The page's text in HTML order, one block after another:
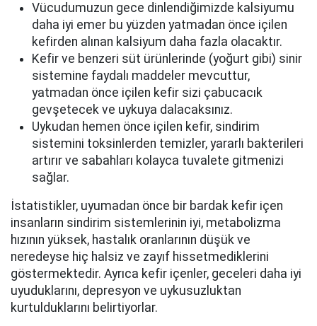
Vücudumuzun gece dinlendiğimizde kalsiyumu
daha iyi emer bu yüzden yatmadan önce içilen
kefirden alınan kalsiyum daha fazla olacaktır.
Kefir ve benzeri süt ürünlerinde (yoğurt gibi) sinir
sistemine faydalı maddeler mevcuttur,
yatmadan önce içilen kefir sizi çabucacık
gevşetecek ve uykuya dalacaksınız.
Uykudan hemen önce içilen kefir, sindirim
sistemini toksinlerden temizler, yararlı bakterileri
artırır ve sabahları kolayca tuvalete gitmenizi
sağlar.
İstatistikler, uyumadan önce bir bardak kefir içen
insanların sindirim sistemlerinin iyi, metabolizma
hızının yüksek, hastalık oranlarının düşük ve
neredeyse hiç halsiz ve zayıf hissetmediklerini
göstermektedir. Ayrıca kefir içenler, geceleri daha iyi
uyuduklarını, depresyon ve uykusuzluktan
kurtulduklarını belirtiyorlar.